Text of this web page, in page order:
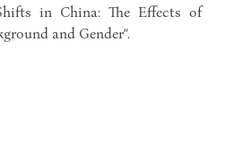
in China: The Effects of
and Gender”.